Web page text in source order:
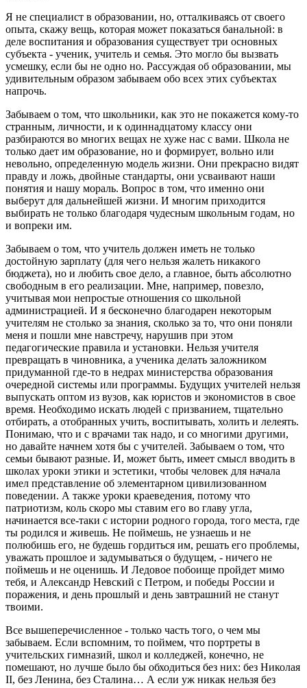
Я не специалист в образовании, но, отталкиваясь от своего
опыта, скажу вещь, которая может показаться банальной: в
деле воспитания и образования существует три основных
субъекта - ученик, учитель и семья. Это могло бы вызвать
усмешку, если бы не одно но. Рассуждая об образовании, мы
удивительным образом забываем обо всех этих субъектах
напрочь.
Забываем о том, что школьники, как это не покажется кому-то
странным, личности, и к одиннадцатому классу они
разбираются во многих вещах не хуже нас с вами. Школа не
только дает им образование, но и формирует, вольно или
невольно, определенную модель жизни. Они прекрасно видят
правду и ложь, двойные стандарты, они усваивают наши
понятия и нашу мораль. Вопрос в том, что именно они
выберут для дальнейшей жизни. И многим приходится
выбирать не только благодаря чудесным школьным годам, но
и вопреки им.
Забываем о том, что учитель должен иметь не только
достойную зарплату (для чего нельзя жалеть никакого
бюджета), но и любить свое дело, а главное, быть абсолютно
свободным в его реализации. Мне, например, повезло,
учитывая мои непростые отношения со школьной
администрацией. И я бесконечно благодарен некоторым
учителям не столько за знания, сколько за то, что они поняли
меня и пошли мне навстречу, нарушив при этом
педагогические правила и установки. Нельзя учителя
превращать в чиновника, а ученика делать заложником
придуманной где-то в недрах министерства образования
очередной системы или программы. Будущих учителей нельзя
выпускать оптом из вузов, как юристов и экономистов в свое
время. Необходимо искать людей с призванием, тщательно
отбирать, а отобранных учить, воспитывать, холить и лелеять.
Понимаю, что и с врачами так надо, и со многими другими,
но давайте начнем хотя бы с учителей. Забываем о том, что
семьи бывают разные. И, может быть, имеет смысл вводить в
школах уроки этики и эстетики, чтобы человек для начала
имел представление об элементарном цивилизованном
поведении. А также уроки краеведения, потому что
патриотизм, коль скоро мы ставим его во главу угла,
начинается все-таки с истории родного города, того места, где
ты родился и живешь. Не поймешь, не узнаешь и не
полюбишь его, не будешь гордиться им, решать его проблемы,
уважать прошлое и задумываться о будущем, - ничего не
поймешь и не оценишь. И Ледовое побоище пройдет мимо
тебя, и Александр Невский с Петром, и победы России и
поражения, и день прошлый и день завтрашний не станут
твоими.
Все вышеперечисленное - только часть того, о чем мы
забываем. Если вспомним, то поймем, что портреты в
учительских гимназий, школ и колледжей, конечно, не
помешают, но лучше было бы обходиться без них: без Николая
II, без Ленина, без Сталина… А если уж никак нельзя без